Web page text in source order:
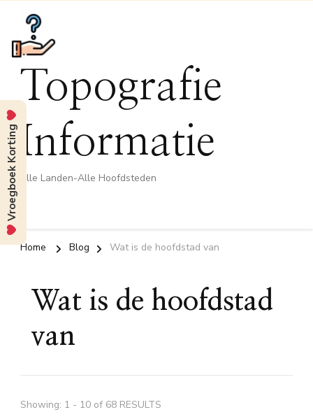
Topografie
Informatie
Alle Landen-Alle Hoofdsteden
Home Blog Wat is de hoofdstad van
Wat is de hoofdstad
van
Showing: 1 - 10 of 68 RESULTS
Vroegboek Korting